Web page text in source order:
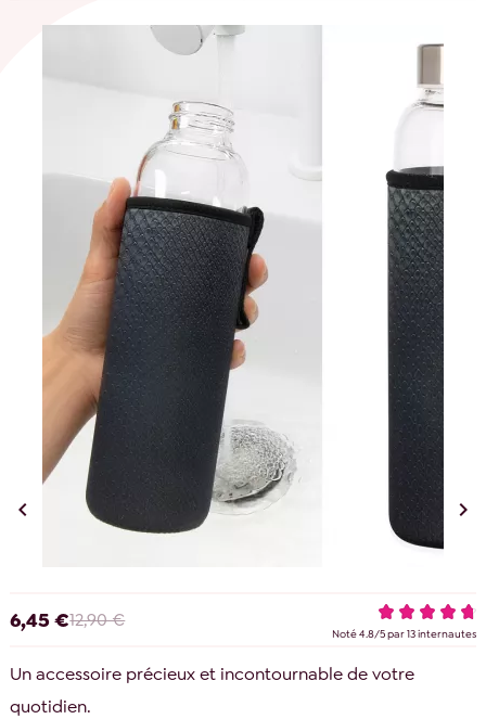
 
6,45 €12,90 €
Noté4.8/5par13internautes
Un accessoire précieux et incontournable de votre
quotidien.